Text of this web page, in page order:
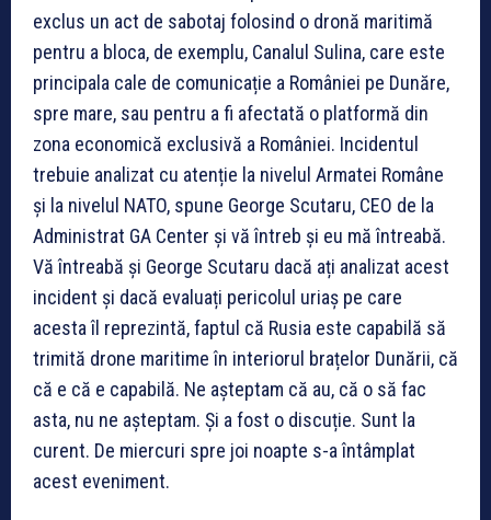
exclus un act de sabotaj folosind o dronă maritimă
pentru a bloca, de exemplu, Canalul Sulina, care este
principala cale de comunicație a României pe Dunăre,
spre mare, sau pentru a fi afectată o platformă din
zona economică exclusivă a României. Incidentul
trebuie analizat cu atenție la nivelul Armatei Române
și la nivelul NATO, spune George Scutaru, CEO de la
Administrat GA Center și vă întreb și eu mă întreabă.
Vă întreabă și George Scutaru dacă ați analizat acest
incident și dacă evaluați pericolul uriaș pe care
acesta îl reprezintă, faptul că Rusia este capabilă să
trimită drone maritime în interiorul brațelor Dunării, că
că e că e capabilă. Ne așteptam că au, că o să fac
asta, nu ne așteptam. Și a fost o discuție. Sunt la
curent. De miercuri spre joi noapte s-a întâmplat
acest eveniment.